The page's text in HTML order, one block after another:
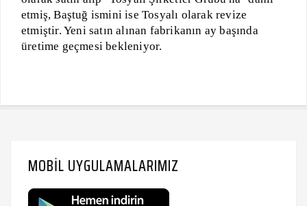
etmiş, Baştuğ ismini ise Tosyalı olarak revize
etmiştir. Yeni satın alınan fabrikanın ay başında
üretime geçmesi bekleniyor.
MOBIL UYGULAMALARIMIZ